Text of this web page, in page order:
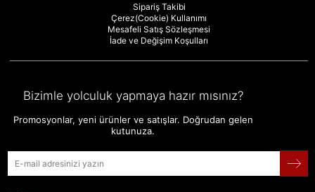
Sipariş Takibi
Çerez(Cookie) Kullanımı
Mesafeli Satış Sözleşmesi
İade ve Değişim Koşulları
Bizimle yolculuk yapmaya hazır mısınız?
Promosyonlar, yeni ürünler ve satışlar. Doğrudan gelen
kutunuza.